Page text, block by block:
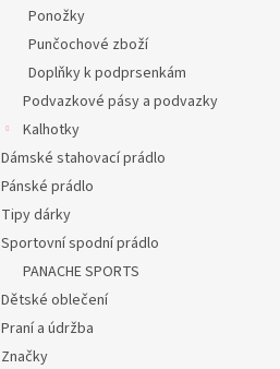
Ponožky
Punčochové zboží
Doplňky k podprsenkám
Podvazkové pásy a podvazky
Kalhotky
Dámské stahovací prádlo
Pánské prádlo
Tipy dárky
Sportovní spodní prádlo
PANACHE SPORTS
Dětské oblečení
Praní a údržba
Značky